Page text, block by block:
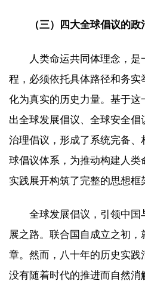
（三）四大全球倡议的政
人类命运共同体理念，
程，必须依托具体路径和务
化为真实的历史力量。基于这
出全球发展倡议、全球安全
治理倡议，形成了系统完备、
球倡议体系，为推动构建人类
实践展开构筑了完整的思想框
全球发展倡议，引领中
展之路。联合国自成立之初
章。然而，八十年的历史实践
没有随着时代的推进而自然消